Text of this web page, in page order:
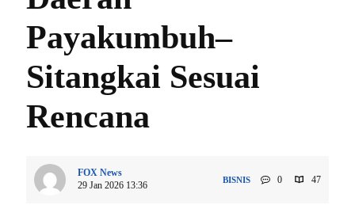
Payakumbuh–
Sitangkai Sesuai
Rencana
FOX News
29 Jan 2026 13:36
BISNIS 0 47